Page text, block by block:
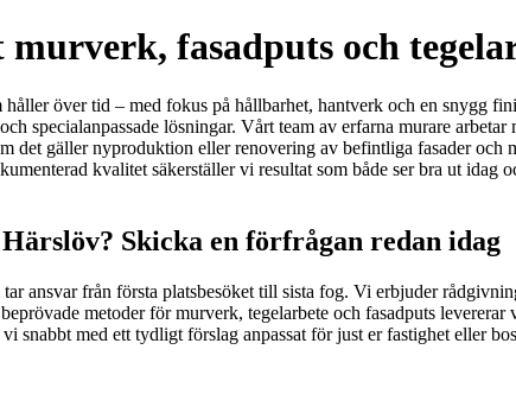
fasadputs och
över tid – med fokus på hållbarhet, hantverk och en snygg
specialanpassade lösningar. Vårt team av erfarna murare
det gäller nyproduktion eller renovering av befintliga fasader
kvalitet säkerställer vi resultat som både ser bra ut idag
Skicka en förfrågan redan idag
ansvar från första platsbesöket till sista fog. Vi erbjuder
metoder för murverk, tegelarbete och fasadputs
snabbt med ett tydligt förslag anpassat för just er fastighet eller